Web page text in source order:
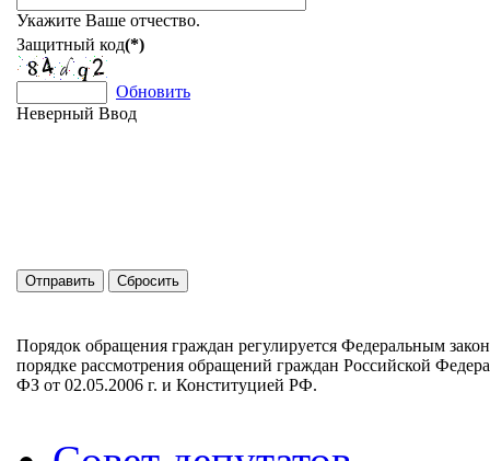
Укажите Ваше отчество.
Защитный код(*)
Обновить
Неверный Ввод
Порядок обращения граждан регулируется Федеральным
порядке рассмотрения обращений граждан Российской
ФЗ от 02.05.2006 г. и Конституцией РФ.